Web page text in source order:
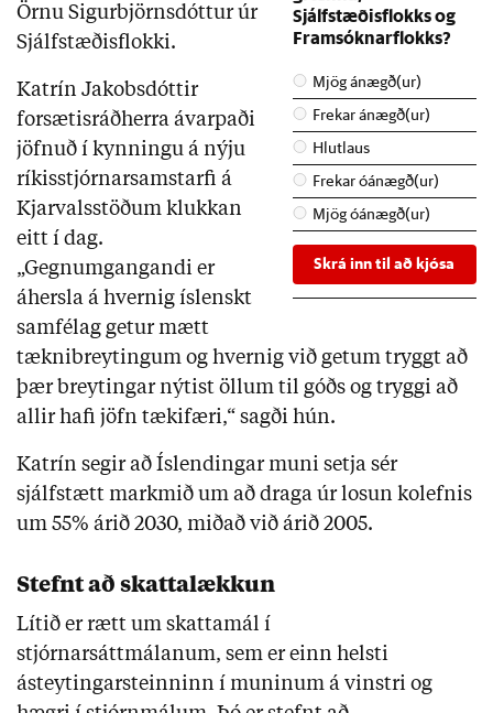
Sjálfstæðisflokks og
Framsóknarflokks?
Mjög ánægð(ur)
Frekar ánægð(ur)
Hlutlaus
Frekar óánægð(ur)
Mjög óánægð(ur)
Skrá inn til að kjósa
Örnu Sigurbjörnsdóttur úr
Sjálfstæðisflokki.
Katrín Jakobsdóttir
forsætisráðherra ávarpaði
jöfnuð í kynningu á nýju
ríkisstjórnarsamstarfi á
Kjarvalsstöðum klukkan
eitt í dag.
„Gegnumgangandi er
áhersla á hvernig íslenskt
samfélag getur mætt
tæknibreytingum og hvernig við getum tryggt að
þær breytingar nýtist öllum til góðs og tryggi að
allir hafi jöfn tækifæri,“ sagði hún.
Katrín segir að Íslendingar muni setja sér
sjálfstætt markmið um að draga úr losun kolefnis
um 55% árið 2030, miðað við árið 2005.
Stefnt að skattalækkun
Lítið er rætt um skattamál í
stjórnarsáttmálanum, sem er einn helsti
ásteytingarsteinninn í muninum á vinstri og